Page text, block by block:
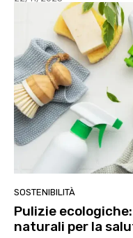
SOSTENIBILITÀ
Pulizie
naturali per la